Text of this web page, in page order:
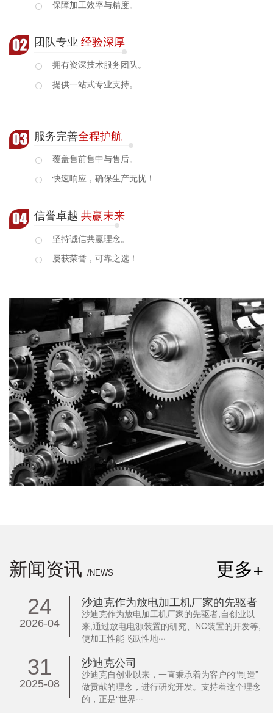
保障加工效率与精度。
团队专业经验深厚
拥有资深技术服务团队。
提供一站式专业支持。
服务完善全程护航
覆盖售前售中与售后。
快速响应，确保生产无忧！
信誉卓越共赢未来
坚持诚信共赢理念。
屡获荣誉，可靠之选！
新闻资讯 /NEWS 更多+
24
2026-04
沙迪克作为放电加工机厂家的先驱者
沙迪克作为放电加工机厂家的先驱者,自创业以
来,通过放电电源装置的研究、NC装置的开发等,
使加工性能飞跃性地···
31
2025-08
沙迪克公司
沙迪克自创业以来，一直秉承着为客户的“制造”
做贡献的理念，进行研究开发。支持着这个理念
的，正是“世界···